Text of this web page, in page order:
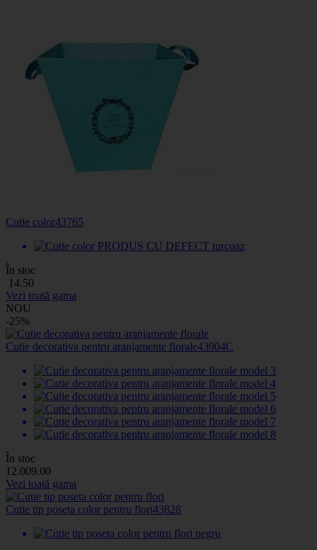
Cutie color43765
În stoc
14.50
Vezi toată gama
NOU
-25%
Cutie decorativa pentru aranjamente florale43904C
În stoc
12.009.00
Vezi toată gama
Cutie tip poseta color pentru flori43828